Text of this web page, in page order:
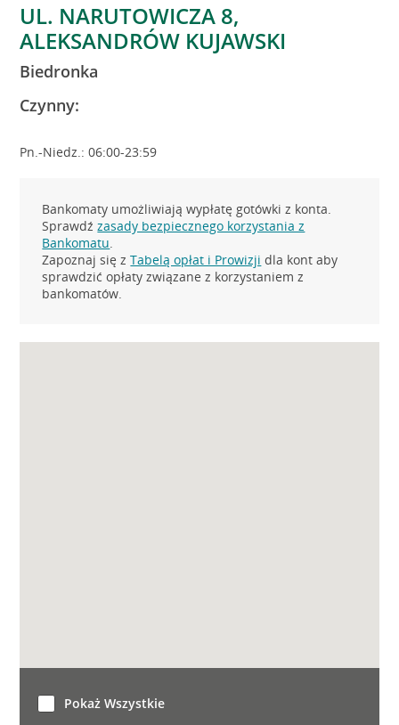
UL. NARUTOWICZA 8,
ALEKSANDRÓW KUJAWSKI
Biedronka
Czynny:
Pn.-Niedz.: 06:00-23:59
Bankomaty umożliwiają wypłatę gotówki z konta.
Sprawdźzasady bezpiecznego korzystania z
Bankomatu.
Zapoznaj się zTabelą opłat i Prowizji dla kont aby
sprawdzić opłaty związane z korzystaniem z
bankomatów.
Pokaż Wszystkie